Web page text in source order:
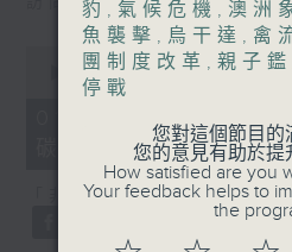
seconds
seconds
00:00
01/08/2026 - 劍橋
碳排放等同冰島一年
「非遺逐一數」：土耳其
豹 , 氣候危機 , 澳洲
魚襲擊 , 烏干達 , 禽
團制度改革 , 親子鑑
停戰
您對這個節目的
您的意見有助於提
How satisfied are you
Your feedback helps to
the